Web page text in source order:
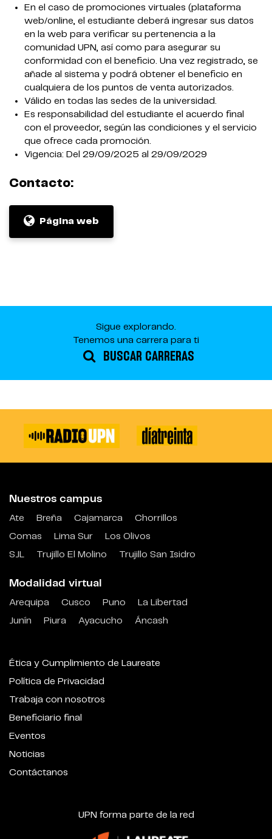
En el caso de promociones virtuales (plataforma
web/online, el estudiante deberá ingresar sus datos
en la web para verificar su pertenencia a la
comunidad UPN, así como para asegurar su
conformidad con el beneficio. Una vez registrado, se
añade al sistema y podrá obtener el beneficio en
cualquiera de los puntos de venta autorizados.
Válido en todas las sedes de la universidad.
Es responsabilidad del estudiante el acuerdo final
con el proveedor, según las condiciones y el servicio
que ofrece cada promoción.
Vigencia: Del 29/09/2025 al 29/09/2029
Contacto:
Página web
Sigue explorando.
Tenemos una carrera para ti
BUSCAR CARRERAS
Nuestros campus
Ate Breña Cajamarca
Chorrillos
Comas
Lima Sur
Los Olivos
SJL
Trujillo El Molino Trujillo San Isidro
Modalidad virtual
Arequipa Cusco Puno
La Libertad
Junín
Piura Ayacucho Áncash
Ética y Cumplimiento de Laureate
Política de Privacidad
Trabaja con nosotros
Beneficiario final
Eventos
Noticias
Contáctanos
UPN forma parte de la red